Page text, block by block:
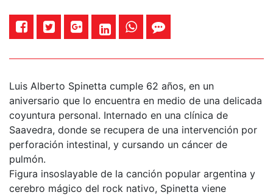
Luis Alberto Spinetta cumple 62 años, en un
aniversario que lo encuentra en medio de una delicada
coyuntura personal. Internado en una clínica de
Saavedra, donde se recupera de una intervención por
perforación intestinal, y cursando un cáncer de
pulmón.
Figura insoslayable de la canción popular argentina y
cerebro mágico del rock nativo, Spinetta viene